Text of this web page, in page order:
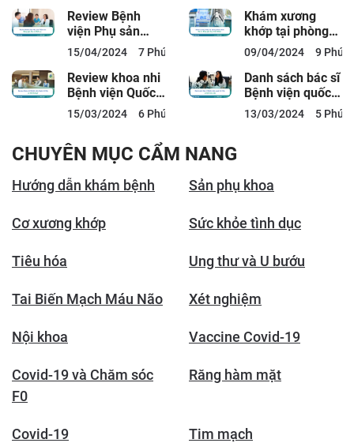
Review Bệnh
viện Phụ sản
Thiện An: Bảng
giá, Bác sĩ, Dịch
vụ
15/04/2024 7 Phút đọc
Khám xương
khớp tại phòng
khám ACC: Bác
sĩ, Bảng giá,
Quy...
09/04/2024 9 Phút
Review khoa nhi
Bệnh viện Quốc
tế City có tốt
không?
15/03/2024 6 Phút đọc
Danh sách bác sĩ
Bệnh viện quốc
tế City và lịch
làm việc
13/03/2024 5 Phút
CHUYÊN MỤC CẨM NANG
Hướng dẫn khám bệnh Sản phụ khoa
Cơ xương khớp Sức khỏe tình dục
Tiêu hóa Ung thư và U bướu
Tai Biến Mạch Máu Não Xét nghiệm
Nội khoa Vaccine Covid-19
Covid-19 và Chăm sóc
F0
Răng hàm mặt
Covid-19 Tim mạch